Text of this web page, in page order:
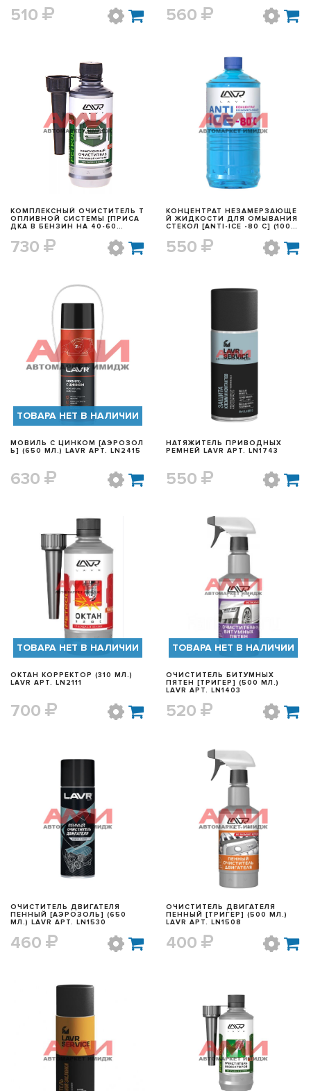
510 560
БЫСТРЫЙ ПРОСМОТР
КОМПЛЕКСНЫЙ ОЧИСТИТЕЛЬ Т
ОПЛИВНОЙ СИСТЕМЫ [ПРИСА
ДКА В БЕНЗИН НА 40-60
730
БЫСТРЫЙ ПРОСМОТР
КОНЦЕНТРАТ НЕЗАМЕРЗАЮЩЕ
Й ЖИДКОСТИ ДЛЯ ОМЫВАНИЯ
СТЕКОЛ [ANTI-ICE -80 C] (1000
550
БЫСТРЫЙ ПРОСМОТР
ТОВАРА НЕТ В НАЛИЧИИ
МОВИЛЬ С ЦИНКОМ [АЭРОЗОЛ
Ь] (650 МЛ.) LAVR АРТ. LN2415
630
БЫСТРЫЙ ПРОСМОТР
НАТЯЖИТЕЛЬ ПРИВОДНЫХ
РЕМНЕЙ LAVR АРТ. LN1743
550
БЫСТРЫЙ ПРОСМОТР
ТОВАРА НЕТ В НАЛИЧИИ
ОКТАН КОРРЕКТОР (310 МЛ.)
LAVR АРТ. LN2111
700
БЫСТРЫЙ ПРОСМОТР
ТОВАРА НЕТ В НАЛИЧИИ
ОЧИСТИТЕЛЬ БИТУМНЫХ
ПЯТЕН [ТРИГЕР] (500 МЛ.)
LAVR АРТ. LN1403
520
БЫСТРЫЙ ПРОСМОТР
ОЧИСТИТЕЛЬ ДВИГАТЕЛЯ
ПЕННЫЙ [АЭРОЗОЛЬ] (650
МЛ.) LAVR АРТ. LN1530
460
БЫСТРЫЙ ПРОСМОТР
ОЧИСТИТЕЛЬ ДВИГАТЕЛЯ
ПЕННЫЙ [ТРИГЕР] (500 МЛ.)
LAVR АРТ. LN1508
400
БЫСТРЫЙ ПРОСМОТР БЫСТРЫЙ ПРОСМОТР